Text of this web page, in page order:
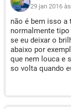
29 jan 2016
não é bem isso a
normalmente
se eu deixar o
abaixo por
que nem louca e
so volta quando